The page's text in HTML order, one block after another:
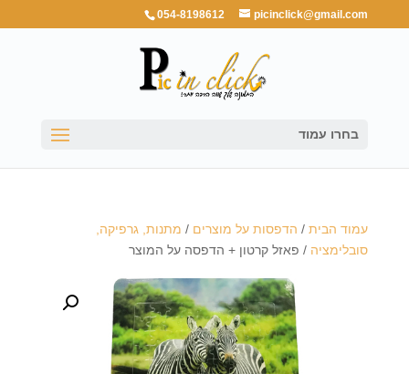
054-8198612 picinclick@gmail.com
בחרו עמוד
עמוד הבית/ הדפסות על מוצרים / מתנות, גרפיקה,
סובלימציה / פאזל קרטון + הדפסה על המוצר